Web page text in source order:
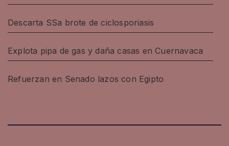
Descarta SSa brote de ciclosporiasis
Explota pipa de gas y daña casas en Cuernavaca
Refuerzan en Senado lazos con Egipto